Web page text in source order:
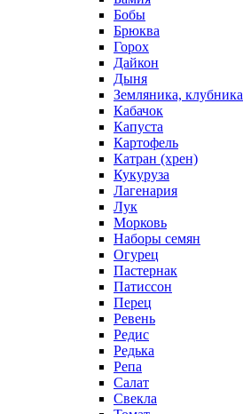
Бобы
Брюква
Горох
Дайкон
Дыня
Земляника, клубника
Кабачок
Капуста
Картофель
Катран (хрен)
Кукуруза
Лагенария
Лук
Морковь
Наборы семян
Огурец
Пастернак
Патиссон
Перец
Ревень
Редис
Редька
Репа
Салат
Свекла